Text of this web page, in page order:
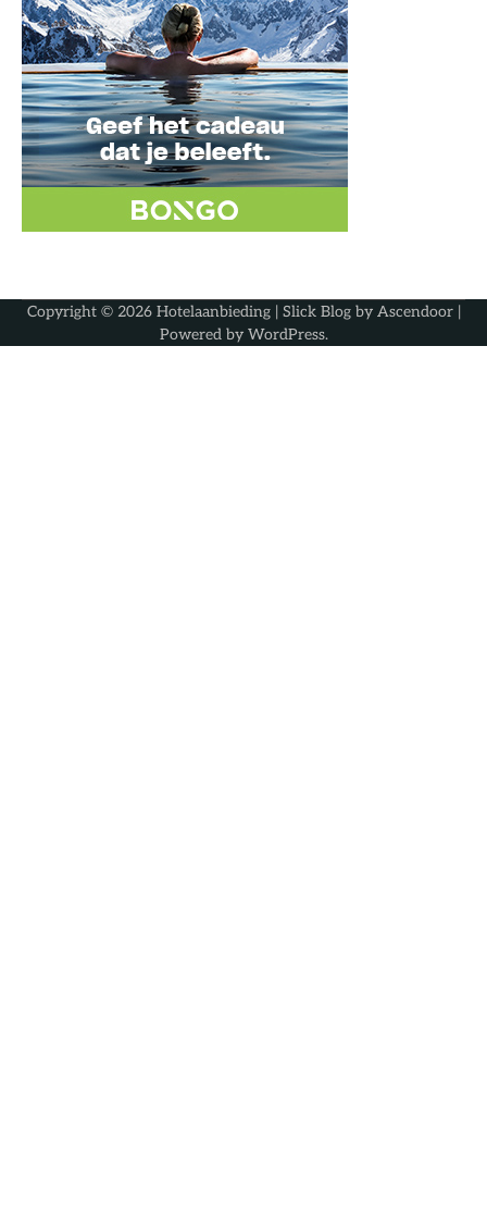
Copyright © 2026 Hotelaanbieding| Slick Blog by Ascendoor|
Powered by WordPress.